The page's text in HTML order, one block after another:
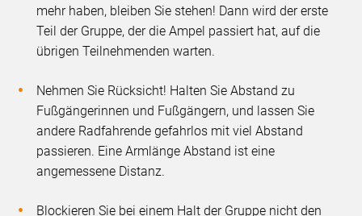
mehr haben, bleiben Sie stehen! Dann wird der erste
Teil der Gruppe, der die Ampel passiert hat, auf die
übrigen Teilnehmenden warten.
Nehmen Sie Rücksicht! Halten Sie Abstand zu
Fußgängerinnen und Fußgängern, und lassen Sie
andere Radfahrende gefahrlos mit viel Abstand
passieren. Eine Armlänge Abstand ist eine
angemessene Distanz.
Blockieren Sie bei einem Halt der Gruppe nicht den